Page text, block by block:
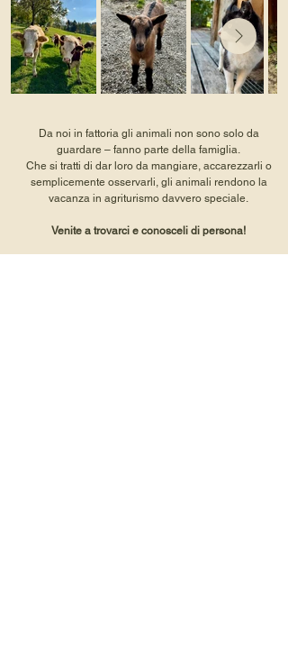
Da noi in fattoria gli animali non sono solo da
guardare – fanno parte della famiglia.
Che si tratti di dar loro da mangiare, accarezzarli o
semplicemente osservarli, gli animali rendono la
vacanza in agriturismo davvero speciale.
Venite a trovarci e conosceli di persona!